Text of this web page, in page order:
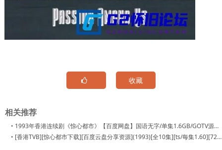
收藏
相关推荐
• 1993年香港连续剧《惊心都市》【百度网盘】国语无字/单集1.6GB/GOTV源码/TS【10集全】
• [香港TVB][惊心都市下载][百度云盘分享资源](1993)[全10集][ts/每集1.60][720P/高清TS源码国语无字幕]